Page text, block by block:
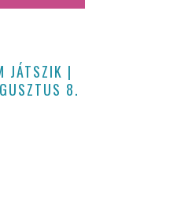
JÁTSZIK |
8.